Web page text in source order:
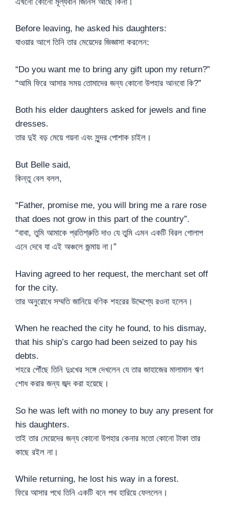
Before leaving, he asked his daughters:
যাওয়ার আগে তিনি তার মেয়েদের জিজ্ঞাসা করলেন:
“Do you want me to bring any gift upon my return?”
“আমি ফিরে আসার সময় তোমাদের জন্য কোনো উপহার আনবো কি?”
Both his elder daughters asked for jewels and fine
dresses.
তার দুই বড় মেয়ে গয়না এবং সুন্দর পোশাক চাইল।
But Belle said,
কিন্তু বেল বলল,
“Father, promise me, you will bring me a rare rose
that does not grow in this part of the country”.
“বাবা, তুমি আমাকে প্রতিশ্রুতি দাও যে তুমি এমন একটি বিরল গোলাপ
এনে দেবে যা এই অঞ্চলে জন্মায় না।”
Having agreed to her request, the merchant set off
for the city.
তার অনুরোধে সম্মতি জানিয়ে বণিক শহরের উদ্দেশ্যে রওনা হলেন।
When he reached the city he found, to his dismay,
that his ship’s cargo had been seized to pay his
debts.
শহরে পৌঁছে তিনি দুঃখের সঙ্গে দেখলেন যে তার জাহাজের মালামাল ঋণ
শোধ করার জন্য জব্দ করা হয়েছে।
So he was left with no money to buy any present for
his daughters.
তাই তার মেয়েদের জন্য কোনো উপহার কেনার মতো কোনো টাকা তার
কাছে রইল না।
While returning, he lost his way in a forest.
ফিরে আসার পথে তিনি একটি বনে পথ হারিয়ে ফেললেন।